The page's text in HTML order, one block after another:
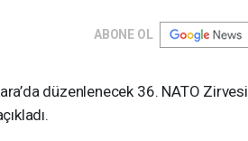
ABONE OL
düzenlenecek 36. NATO Zirvesi